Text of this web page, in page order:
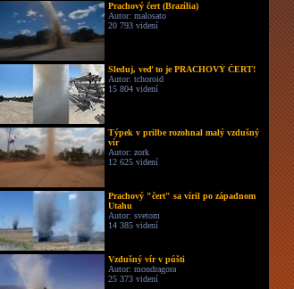
Prachový čert (Brazília)
Autor: malosato
20 793 videní
Sleduj, veď to je PRACHOVÝ ČERT!
Autor: tchoroid
15 804 videní
Týpek v prilbe rozohnal malý vzdušný
vír
Autor: zork
12 625 videní
Prachový "čert" sa víril po západnom
Utahu
Autor: svetom
14 385 videní
Vzdušný vír v púšti
Autor: mondragora
25 373 videní